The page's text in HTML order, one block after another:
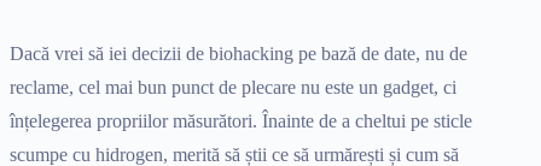
Dacă vrei să iei decizii de biohacking pe bază de date, nu de
reclame, cel mai bun punct de plecare nu este un gadget, ci
înțelegerea propriilor măsurători. Înainte de a cheltui pe sticle
scumpe cu hidrogen, merită să știi ce să urmărești și cum să